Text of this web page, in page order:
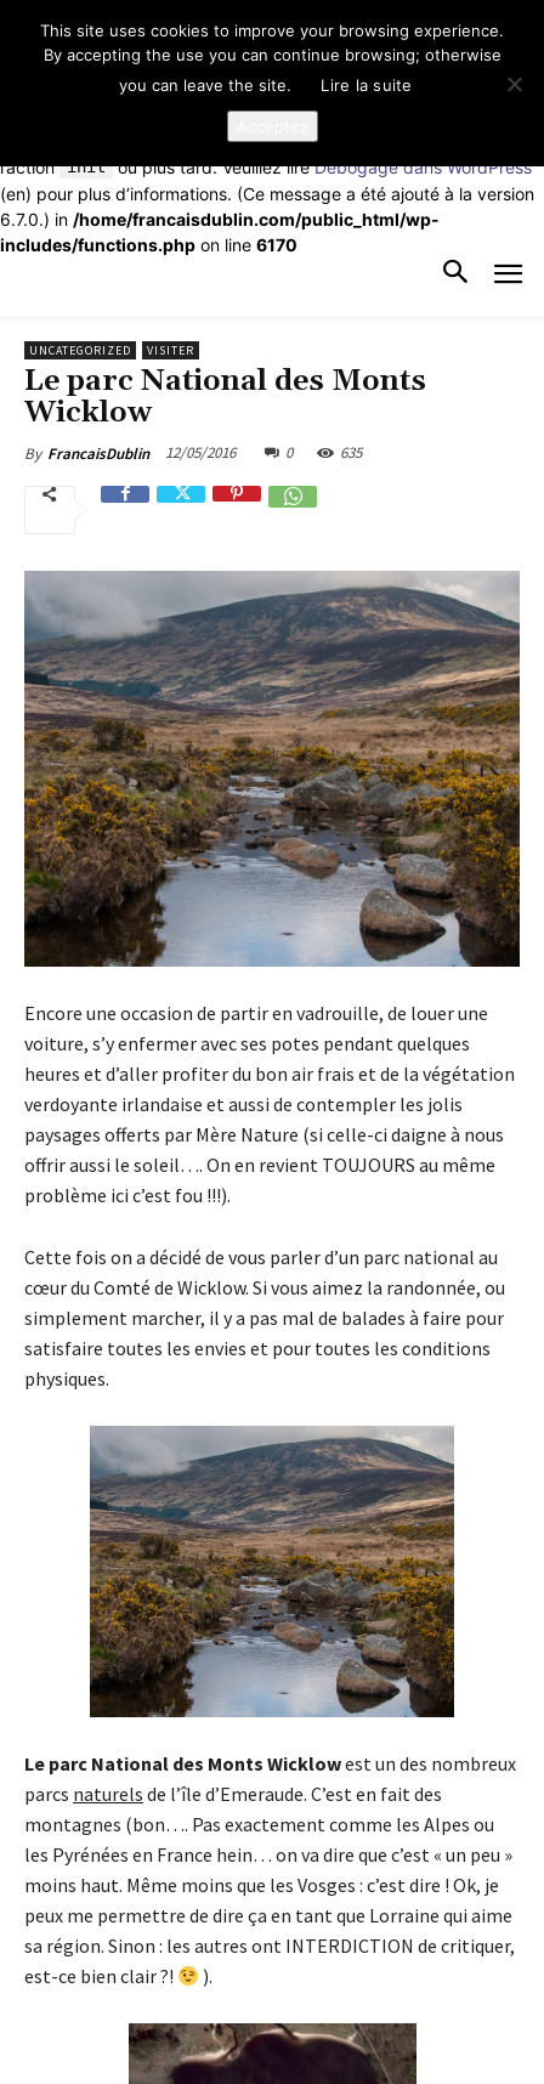
Notice: La fonction _load_textdomain_just_in_time a été appelée de
façonincorrecte. Le chargement de la traduction pour le domaine
td-cloud-library a été déclenché trop tôt. Cela indique
généralement que du code dans l’extension ou le thème s’exécute
trop tôt. Les traductions doivent être chargées au moment de
l’action init ou plus tard. Veuillez lireDébogage dans WordPress
(en) pour plus d’informations. (Ce message a été ajouté à la version
6.7.0.) in /home/francaisdublin.com/public_html/wp-
includes/functions.php on line 6170
UNCATEGORIZED VISITER
Le parc National des Monts
Wicklow
By FrancaisDublin 12/05/2016 0 635
Encore une occasion de partir en vadrouille, de louer une
voiture, s’y enfermer avec ses potes pendant quelques
heures et d’aller profiter du bon air frais et de la végétation
verdoyante irlandaise et aussi de contempler les jolis
paysages offerts par Mère Nature (si celle-ci daigne à nous
offrir aussi le soleil…. On en revient TOUJOURS au même
problème ici c’est fou !!!).
Cette fois on a décidé de vous parler d’un parc national au
cœur du Comté de Wicklow. Si vous aimez la randonnée, ou
simplement marcher, il y a pas mal de balades à faire pour
satisfaire toutes les envies et pour toutes les conditions
physiques.
Le parc National des Monts Wicklowest un des nombreux
parcs naturels de l’île d’Emeraude. C’est en fait des
montagnes (bon…. Pas exactement comme les Alpes ou
les Pyrénées en France hein… on va dire que c’est « un peu »
moins haut. Même moins que les Vosges : c’est dire ! Ok, je
peux me permettre de dire ça en tant que Lorraine qui aime
sa région. Sinon : les autres ont INTERDICTION de critiquer,
est-ce bien clair ?!
).
This site uses cookies to improve your browsing experience.
By accepting the use you can continue browsing; otherwise
you can leave the site.
Lire la suite